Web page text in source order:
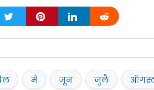
मे जून जुलै